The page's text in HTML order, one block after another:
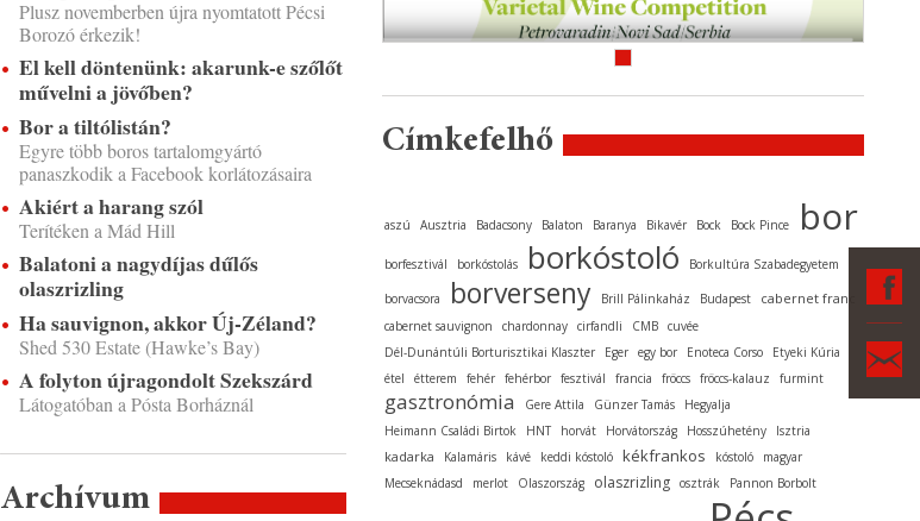
Plusz novemberben újra nyomtatott Pécsi
Borozó érkezik!
El kell döntenünk: akarunk-e szőlőt
művelni a jövőben?
Bor a tiltólistán?
Egyre több boros tartalomgyártó
panaszkodik a Facebook korlátozásaira
Akiért a harang szól
Terítéken a Mád Hill
Balatoni a nagydíjas dűlős
olaszrizling
Ha sauvignon, akkor Új-Zéland?
Shed 530 Estate (Hawke’s Bay)
A folyton újragondolt Szekszárd
Látogatóban a Pósta Borháznál
Archívum
Címkefelhő
aszú Ausztria Badacsony Balaton Baranya Bikavér Bock Bock Pince bor
borfesztivál borkóstolás borkóstoló Borkultúra Szabadegyetem
borvacsora borverseny Brill Pálinkaház Budapest cabernet franc
cabernet sauvignon chardonnay cirfandli CMB cuvée
Dél-Dunántúli Borturisztikai Klaszter
Eger egy bor Enoteca Corso
Etyeki Kúria
étel
étterem fehér fehérbor fesztivál francia fröccs fröccs-kalauz furmint
gasztronómia Gere Attila Günzer Tamás
Hegyalja
Heimann Családi Birtok
HNT horvát Horvátország Hosszúhetény Isztria
kadarka Kalamáris kávé keddi kóstoló kékfrankos kóstoló
magyar
Mecseknádasd
merlot Olaszország olaszrizling osztrák Pannon Borbolt